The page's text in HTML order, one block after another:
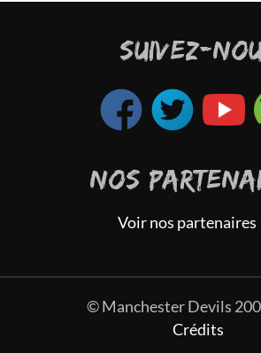
SUIVEZ-
NOS
Voir nos partenaires
© Manchester Devils
Crédits